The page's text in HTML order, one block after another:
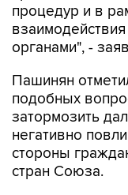
процедур и в
органами", -
Пашинян
подобных
затормозить
негативно
стороны
стран Союза.